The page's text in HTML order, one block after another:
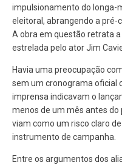
impulsionamento do longa-
eleitoral, abrangendo a pré-
A obra em questão retrata
estrelada pelo ator Jim
Havia uma preocupação
sem um cronograma oficial
imprensa indicavam o
menos de um mês antes
viam como um risco claro
instrumento de campanha.
Entre os argumentos dos